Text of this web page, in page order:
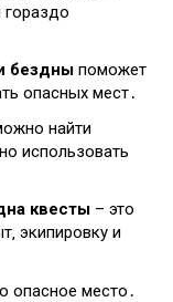
гораздо
бездны поможет
опасных мест․
найти
использовать
квесты – это
экипировку и
опасное место․